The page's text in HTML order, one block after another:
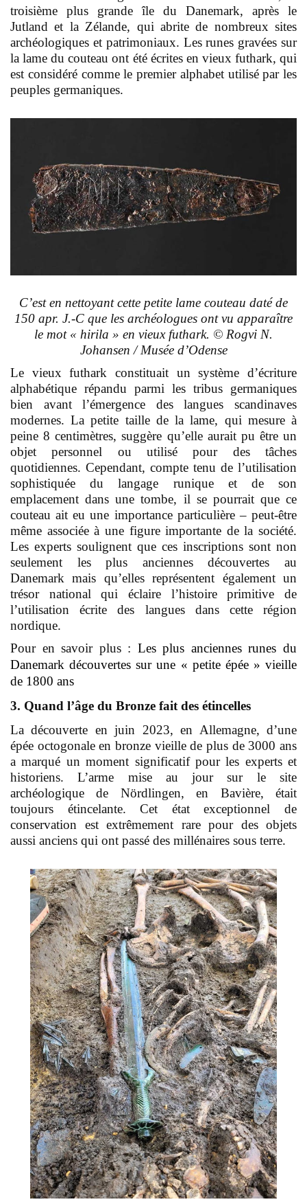
troisième plus grande île du Danemark, après le
Jutland et la Zélande, qui abrite de nombreux sites
archéologiques et patrimoniaux. Les runes gravées sur
la lame du couteau ont été écrites en vieux futhark, qui
est considéré comme le premier alphabet utilisé par les
peuples germaniques.
C’est en nettoyant cette petite lame couteau daté de
150 apr. J.-C que les archéologues ont vu apparaître
le mot « hirila » en vieux futhark. © Rogvi N.
Johansen / Musée d’Odense
Le vieux futhark constituait un système d’écriture
alphabétique répandu parmi les tribus germaniques
bien avant l’émergence des langues scandinaves
modernes. La petite taille de la lame, qui mesure à
peine 8 centimètres, suggère qu’elle aurait pu être un
objet personnel ou utilisé pour des tâches
quotidiennes. Cependant, compte tenu de l’utilisation
sophistiquée du langage runique et de son
emplacement dans une tombe, il se pourrait que ce
couteau ait eu une importance particulière – peut-être
même associée à une figure importante de la société.
Les experts soulignent que ces inscriptions sont non
seulement les plus anciennes découvertes au
Danemark mais qu’elles représentent également un
trésor national qui éclaire l’histoire primitive de
l’utilisation écrite des langues dans cette région
nordique.
Pour en savoir plus : Les plus anciennes runes du
Danemark découvertes sur une « petite épée » vieille
de 1800 ans
3. Quand l’âge du Bronze fait des étincelles
La découverte en juin 2023, en Allemagne, d’une
épée octogonale en bronze vieille de plus de 3000 ans
a marqué un moment significatif pour les experts et
historiens. L’arme mise au jour sur le site
archéologique de Nördlingen, en Bavière, était
toujours étincelante. Cet état exceptionnel de
conservation est extrêmement rare pour des objets
aussi anciens qui ont passé des millénaires sous terre.